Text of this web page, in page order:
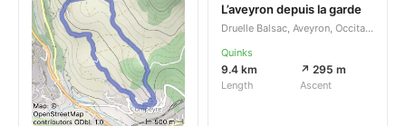
L’aveyron depuis la garde
Druelle Balsac, Aveyron, Occitanie, FR
Quinks
9.4 km
Length
↗ 295 m
Ascent